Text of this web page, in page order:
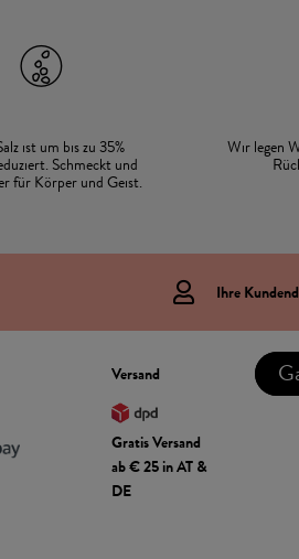
ist um bis zu 35%
Schmeckt und
für Körper und Geist.
Wir legen
Ihre
Versand
Gratis Versand
ab € 25 in AT &
DE